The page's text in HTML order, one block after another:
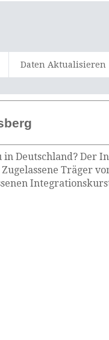
Daten Aktualisieren
in Deutschland? Der
Träger